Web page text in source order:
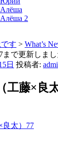
2
す > What’s
まで更新しまし
日 投稿者:
工藤×良
良太）77